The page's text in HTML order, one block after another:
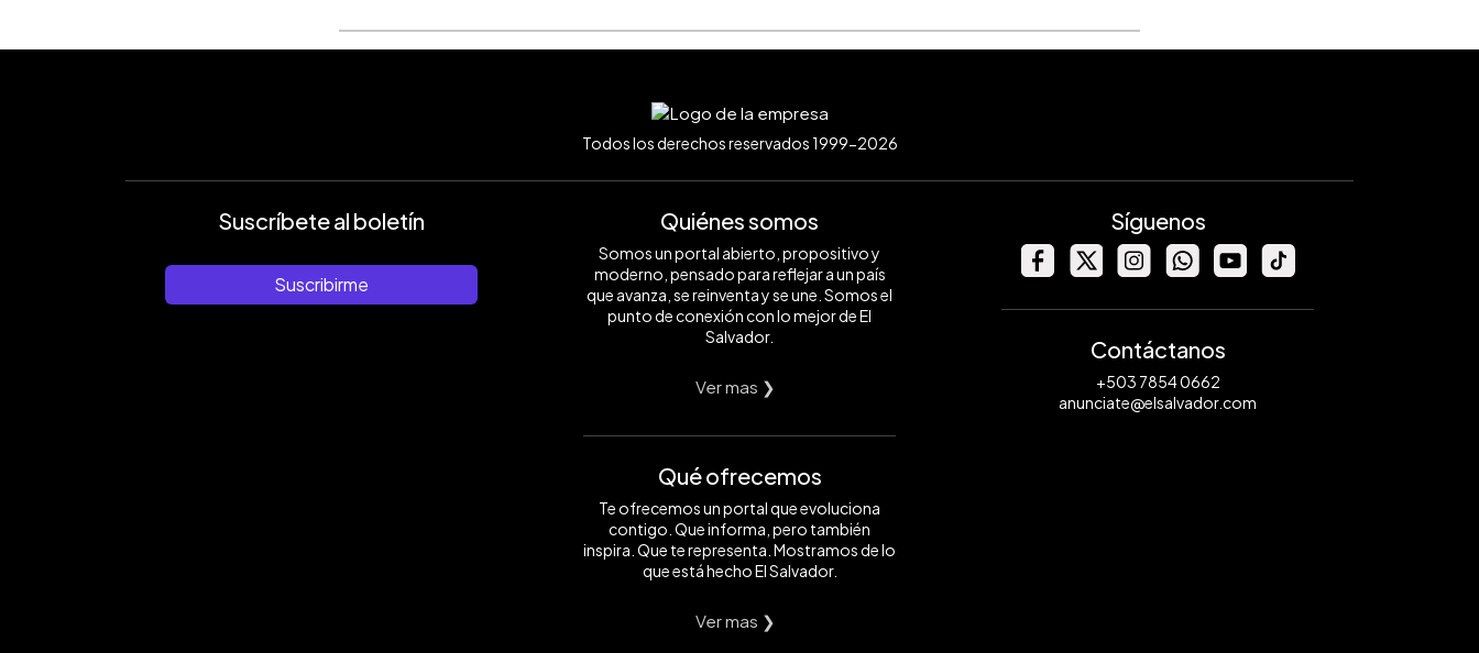
Todos los derechos reservados 1999-2026
Suscríbete al boletín
Suscribirme
Quiénes somos
Somos un portal abierto, propositivo y
moderno, pensado para reflejar a un país
que avanza, se reinventa y se une. Somos el
punto de conexión con lo mejor de El
Salvador.
Ver mas ❯
Qué ofrecemos
Te ofrecemos un portal que evoluciona
contigo. Que informa, pero también
inspira. Que te representa. Mostramos de lo
que está hecho El Salvador.
Ver mas ❯
Síguenos
Contáctanos
+503 7854 0662
anunciate@elsalvador.com